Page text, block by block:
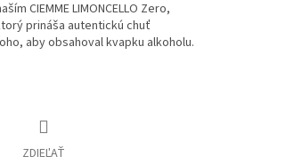
CIEMME LIMONCELLO Zero,
prináša autentickú chuť
aby obsahoval kvapku alkoholu.
ZDIEĽAŤ